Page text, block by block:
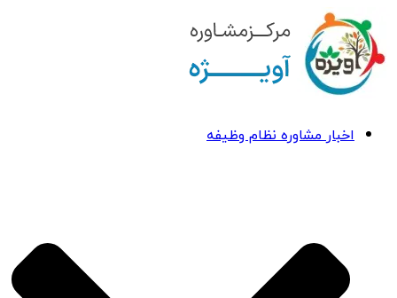
اخبار مشاوره نظام وظیفه